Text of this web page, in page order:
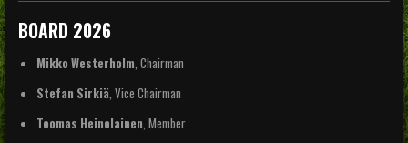
BOARD 2026
Mikko Westerholm, Chairman
Stefan Sirkiä, Vice Chairman
Toomas Heinolainen, Member